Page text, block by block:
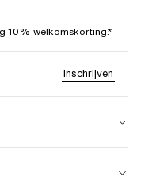
10% welkomskorting.*
Inschrijven